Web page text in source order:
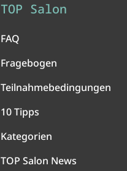
TOP Salon
FAQ
Fragebogen
Teilnahmebedingungen
10 Tipps
Kategorien
TOP Salon News